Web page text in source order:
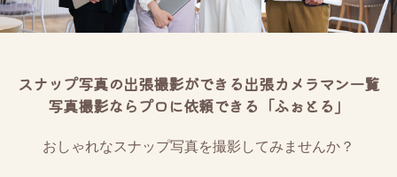
スナップ写真の出張撮影ができる出張カメラマン一覧
写真撮影ならプロに依頼できる「ふぉとる」
おしゃれなスナップ写真を撮影してみませんか？